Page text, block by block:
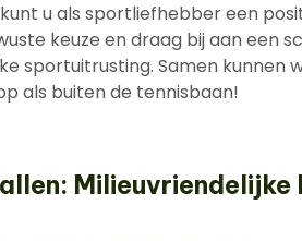
u als sportliefhebber een
keuze en draag bij aan een
sportuitrusting. Samen kunnen
als buiten de tennisbaan!
Milieuvriendelijke